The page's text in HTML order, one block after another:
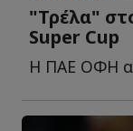
"Τρέλα"
Super Cup